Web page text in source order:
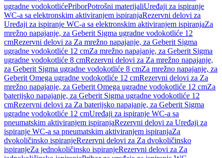
ugradne vodokotlićePriborPotrošni materijaliUređaji za ispiranje
WC-a sa elektronskim aktiviranjem ispiranjaRezervni delovi za
Uređaji za ispiranje WC-a sa elektronskim aktiviranjem ispiranjaZa
mrežno napajanje, za Geberit Sigma ugradne vodokotliće 12
cmRezervni delovi za Za mrežno napajanje, za Geberit Sigma
ugradne vodokotliće 12 cmZa mrežno napajanje, za Geberit Sigma
ugradne vodokotliće 8 cmRezervni delovi za Za mrežno napajanje,
za Geberit Sigma ugradne vodokotliće 8 cmZa mrežno napajanje, za
Geberit Omega ugradne vodokotliće 12 cmRezervni delovi za Za
mrežno napajanje, za Geberit Omega ugradne vodokotliće 12 cmZa
baterijsko napajanje, za Geberit Sigma ugradne vodokotliće 12
cmRezervni delovi za Za baterijsko napajanje, za Geberit Sigma
ugradne vodokotliće 12 cmUređaji za ispiranje WC-a sa
pneumatskim aktiviranjem ispiranjaRezervni delovi za Uređaji za
ispiranje WC-a sa pneumatskim aktiviranjem ispiranjaZa
dvokoličinsko ispiranjeRezervni delovi za Za dvokoličinsko
ispiranjeZa jednokoličinsko ispiranjeRezervni delovi za Za